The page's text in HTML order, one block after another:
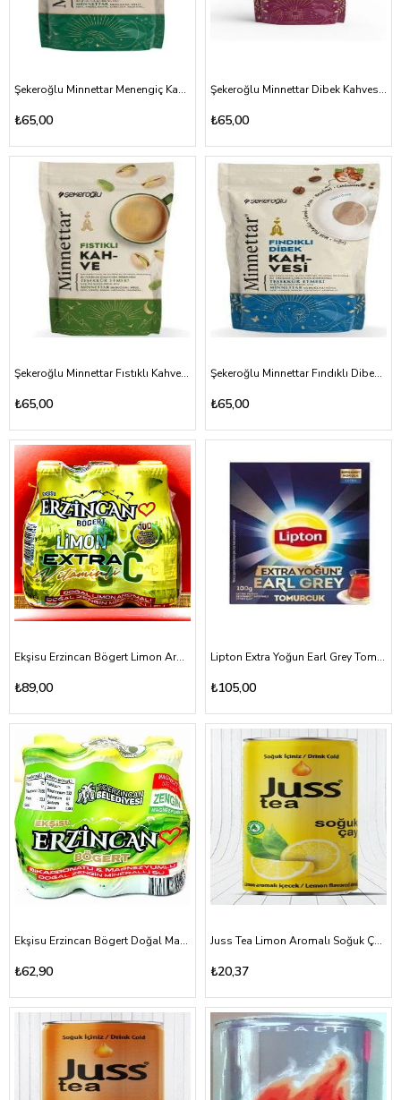
Şekeroğlu Minnettar Menengiç Kahvesi 165gr
₺65,00
Şekeroğlu Minnettar Dibek Kahvesi 165gr
₺65,00
Şekeroğlu Minnettar Fıstıklı Kahve 165gr
₺65,00
Şekeroğlu Minnettar Fındıklı Dibek Kahvesi 165gr
₺65,00
Ekşisu Erzincan Bögert Limon Aromalı Extra C Doğal Maden Suyu 6*200ml
₺89,00
Lipton Extra Yoğun Earl Grey Tomurcuk 100gr
₺105,00
Ekşisu Erzincan Bögert Doğal Maden Suyu 6*200ml
₺62,90
Juss Tea Limon Aromalı Soğuk Çay 330ml tnk
₺20,37